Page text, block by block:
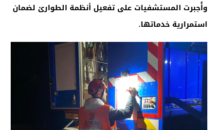
وأُجبرت المستشفيات على تفعيل أنظمة الطوارئ لضمان
استمرارية خدماتها.